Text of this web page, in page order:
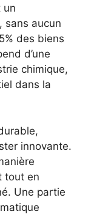
un
sans aucun
des biens
d’une
chimique,
dans la
innovante.
tout en
Une partie